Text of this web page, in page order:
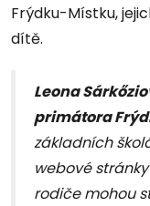
Frýdku-Místku,
dítě.
Leona
primátora
základních
webové
rodiče mohou